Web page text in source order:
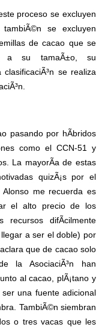
proceso se excluyen
se excluyen
de cacao que se
a su tamaÃ±o, su
se realiza
pasando por hÃ­bridos
como el CCN-51 y
La mayorÃ­a de estas
quizÃ¡s por el
me recuerda es
el alto precio de los
difÃ­cilmente
a ser el doble) por
que de cacao solo
la AsociaciÃ³n han
al cacao, plÃ¡tano y
una fuente adicional
TambiÃ©n siembran
o tres vacas que les